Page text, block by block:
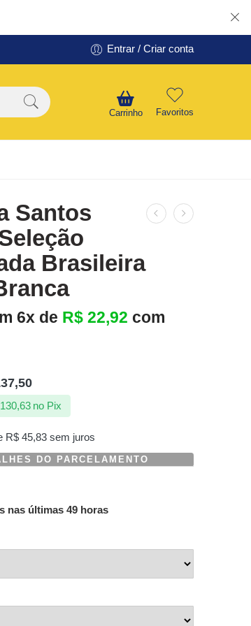
Entrar / Criar conta
Carrinho Favoritos
Santos
Brasileira
6x de R$ 22,92 com
R$45,83sem juros
no Pix
DO PARCELAMENTO
nas últimas 49 horas